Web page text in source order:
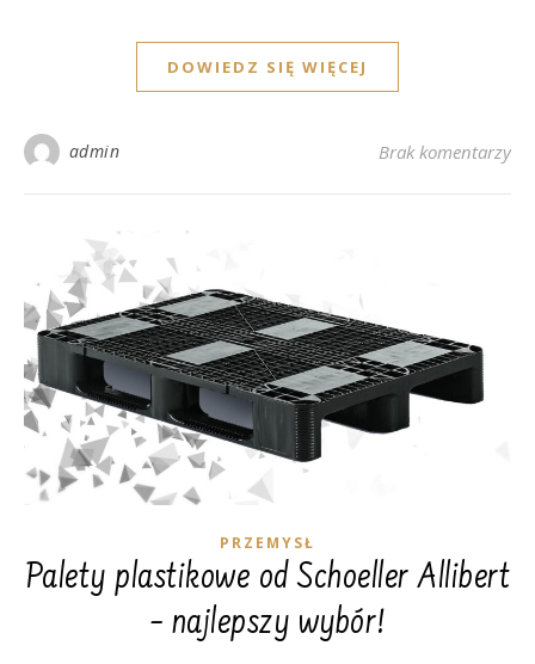
DOWIEDZ SIĘ WIĘCEJ
admin Brak komentarzy
PRZEMYSŁ
Palety plastikowe od Schoeller Allibert
– najlepszy wybór!